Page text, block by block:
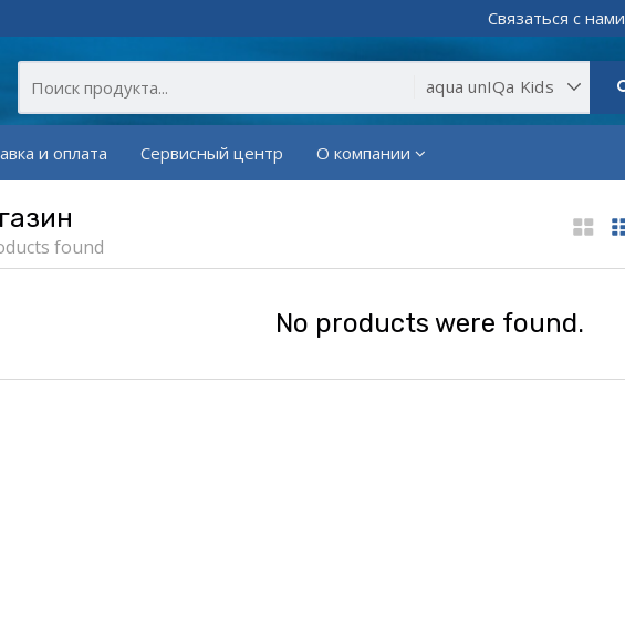
Связаться с нами
и оплата Сервисный центр О компании
found
No products were found.